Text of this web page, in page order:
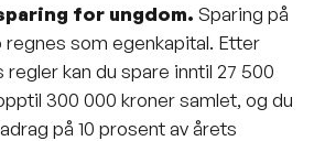
for ungdom. Sparing på
regnes som egenkapital. Etter
reglerkan du spare inntil 27 500
300 000 kroner samlet, og du
på 10 prosent av årets